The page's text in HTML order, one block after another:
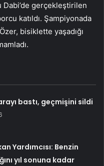
Dabi’de gerçekleştirilen
katıldı. Şampiyonada
bisiklette yaşadığı
bastı, geçmişini sildi
Yardımcısı: Benzin
yıl sonuna kadar